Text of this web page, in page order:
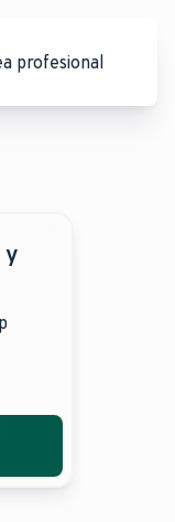
profesional
y